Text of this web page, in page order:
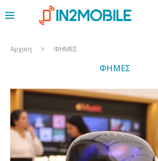
Αρχικη ΦΗΜΕΣ
ΦΗΜΕΣ